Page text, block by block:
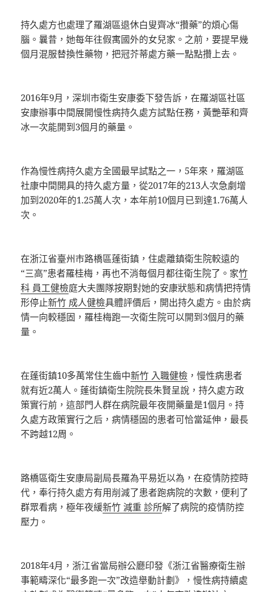
持久處方也處理了羅湖區退休白叟齊冰“攢藥”的煩心傷
腦。曩昔，她每年往假寓國外的女兒家。之前，要提早幾
個月混服替換性藥物，把冠芥蒂處方藥一點點攢上去。
2016年9月，深圳市衛生安康委下發告訴，在羅湖區社區
安康辦事中間展開慢性病持久處方試點任務，黃艷華和齊
冰一次能開到3個月的藥量。
作為慢性病持久處方全國最早試點之一，5年來，羅湖區
社康中間開具的持久處方量，從2017年的213人次急劇增
加到2020年的1.25萬人次，本年前10個月已到達1.76萬人
次。
在浙江省臺州市路橋區蓬街鎮，住處離鎮衛生院較遠的
“三高”患者羅桂梅，再也不消每個月都往衛生院了。家竹
科 員工健檢庭大夫團隊按期對她的安康狀態和病情把持情
形停止新竹 成人健檢具體評價后，開出持久處方。由於病
情一向較穩固，羅桂梅跑一次衛生院可以開到3個月的藥
量。
在蓬街鎮10多萬常住生齒中新竹 入職健檢 ，慢性病患者
就有近2萬人。蓬街鎮衛生院院長朱賢呈說，持久處方政
策實行前，這部門人群在病院最年夜開藥量是1個月。持
久處方政策實行之后，病情穩固的患者可恰當延伸，最長
不跨越12周。
路橋區衛生安康局副局長羅為平易近以為，在疫情防控時
代，奉行持久處方有用削減了患者跑病院的次數，便利了
群眾看病，極年夜緩新竹 減重 診所解了病院的疫情防控
壓力。
2018年4月，浙江省當局辦公廳印發《浙江省醫療衛生辦
事範疇深化“最多跑一次”改造舉動計劃》，慢性病持續處